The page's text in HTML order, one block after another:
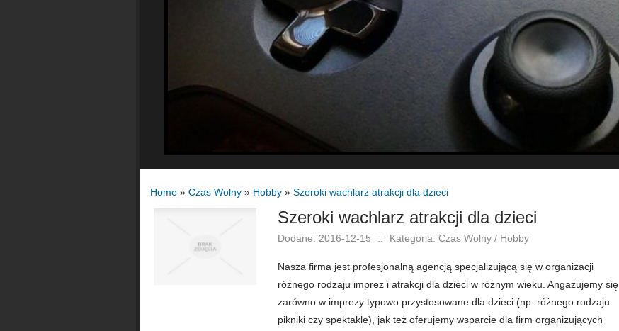
Home » Czas Wolny » Hobby » Szeroki wachlarz atrakcji dla dzieci
Szeroki wachlarz atrakcji dla dzieci
Dodane: 2016-12-15 :: Kategoria: Czas Wolny / Hobby
Nasza firma jest profesjonalną agencją specjalizującą się w organizacji
różnego rodzaju imprez i atrakcji dla dzieci w różnym wieku. Angażujemy się
zarówno w imprezy typowo przystosowane dla dzieci (np. różnego rodzaju
pikniki czy spektakle), jak też oferujemy wsparcie dla firm organizujących